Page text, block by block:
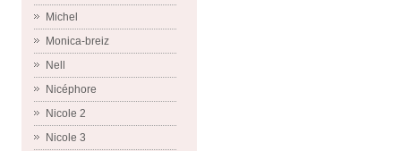
Michel
Monica-breiz
Nell
Nicéphore
Nicole 2
Nicole 3